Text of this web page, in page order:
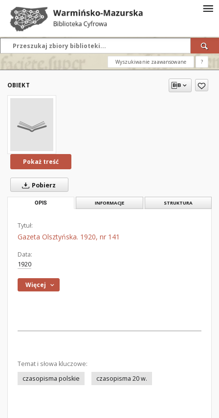
Wyszukiwanie zaawansowane ?
OBIEKT
Pokaż treść
Pobierz
OPIS INFORMACJE STRUKTURA
Tytuł:
Gazeta Olsztyńska. 1920, nr 141
Data:
1920
Więcej
Temat i słowa kluczowe:
czasopisma polskie
czasopisma 20 w.